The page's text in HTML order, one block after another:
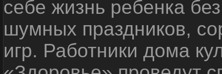
себе жизнь ребенка
шумных праздников,
игр. Работники дома